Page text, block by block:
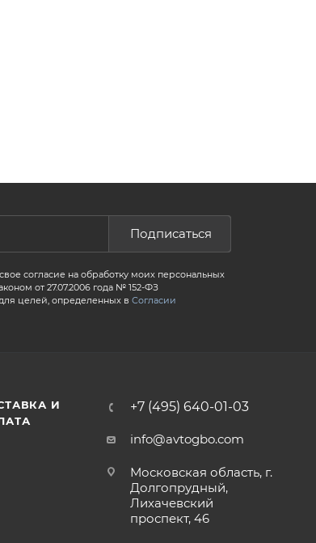
Подписаться
согласие на обработку моих персональных
от 27.07.2006 года № 152-ФЗ
целей, определенных вСогласии
И
+7 (495) 640-01-03
info@avtogbo.com
Московская область, г.
Долгопрудный,
Лихачевский
проспект, 46